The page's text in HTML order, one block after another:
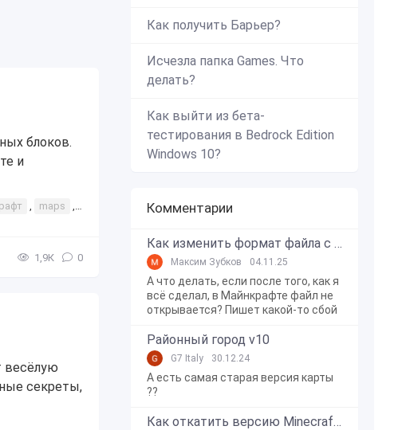
блоков.
и
, maps , интересная , карты
1,9К 0
весёлую
секреты,
Как получить Барьер?
Исчезла папка Games. Что
делать?
Как выйти из бета-
тестирования в Bedrock Edition
Windows 10?
Комментарии
Как изменить формат файла с zip в mcworld?
Максим Зубков 04.11.25
А что делать, если после того, как я
всё сделал, в Майнкрафте файл не
открывается? Пишет какой-то сбой
Районный город v10
G7 Italy 30.12.24
А есть самая старая версия карты
??
Как откатить версию Minecraft Bedrock Edition на Windows 10?